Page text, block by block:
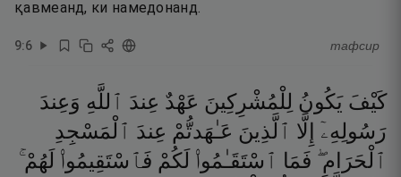
қавмеанд, ки намедонанд.
9:6 тафсир
كَيْفَ يَكُونُ لِلْمُشْرِكِينَ عَهْدٌ عِندَ ٱللَّهِ وَعِندَ
رَسُولِهِۦٓ
إِلَّا ٱلَّذِينَ عَـٰهَدتُّمْ عِندَ ٱلْمَسْجِدِ
ٱلْحَرَامِ ۖ فَمَا ٱسْتَقَـٰمُوا۟ لَكُمْ فَٱسْتَقِيمُوا۟ لَهُمْ ۚ